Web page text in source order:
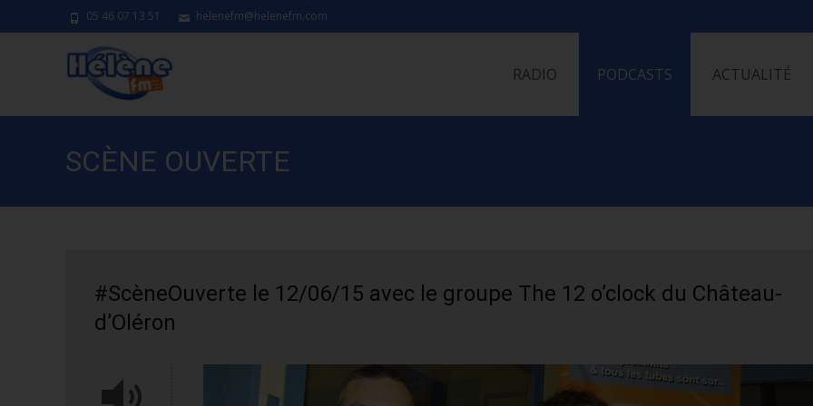
05 46 07 13 51 helenefm@helenefm.com
RADIO PODCASTS ACTUALITÉ
SCÈNE OUVERTE
#ScèneOuverte le 12/06/15 avec le groupe The 12 o’clock du Château-
d’Oléron